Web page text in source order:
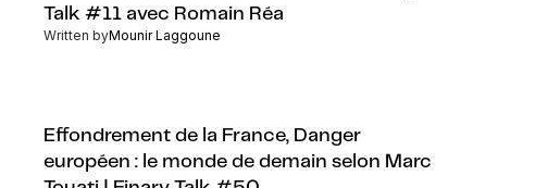
Talk #11 avec Romain Réa
Written byMounir Laggoune
Effondrement de la France, Danger
européen : le monde de demain selon Marc